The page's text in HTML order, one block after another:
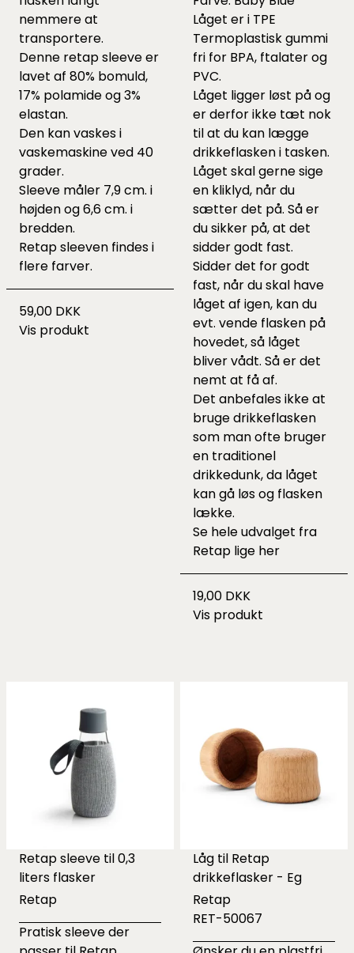
nemmere at
transportere.
Denne retap sleeve er
lavet af 80% bomuld,
17% polamide og 3%
elastan.
Den kan vaskes i
vaskemaskine ved 40
grader.
Sleeve måler 7,9 cm. i
højden og 6,6 cm. i
bredden.
Retap sleeven findes i
flere farver.
59,00 DKK
Vis produkt
Låget er i TPE
Termoplastisk gummi
fri for BPA, ftalater og
PVC.
Låget ligger løst på og
er derfor ikke tæt nok
til at du kan lægge
drikkeflasken i tasken.
Låget skal gerne sige
en kliklyd, når du
sætter det på. Så er
du sikker på, at det
sidder godt fast.
Sidder det for godt
fast, når du skal have
låget af igen, kan du
evt. vende flasken på
hovedet, så låget
bliver vådt. Så er det
nemt at få af.
Det anbefales ikke at
bruge drikkeflasken
som man ofte bruger
en traditionel
drikkedunk, da låget
kan gå løs og flasken
lække.
Se hele udvalget fra
Retap lige her
19,00 DKK
Vis produkt
Retap sleeve til 0,3
liters flasker
Retap
Pratisk sleeve der
Låg til Retap
drikkeflasker - Eg
Retap
RET-50067